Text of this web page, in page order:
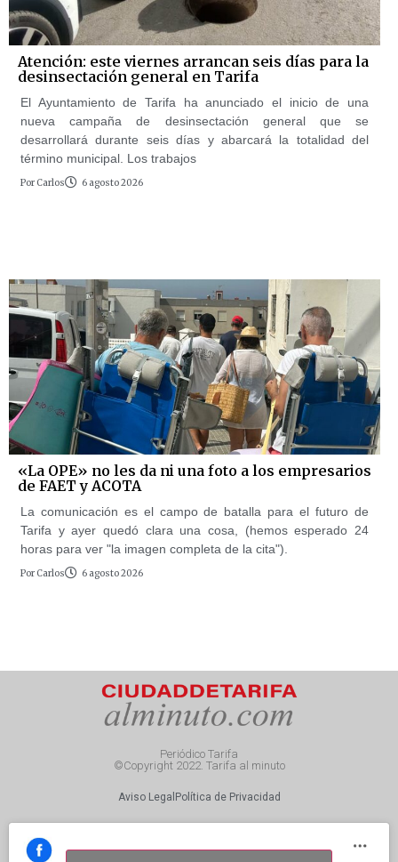
Atención: este viernes arrancan seis días para la
desinsectación general en Tarifa
El Ayuntamiento de Tarifa ha anunciado el inicio de una
nueva campaña de desinsectación general que se
desarrollará durante seis días y abarcará la totalidad del
término municipal. Los trabajos
Por Carlos 6 agosto 2026
«La OPE» no les da ni una foto a los empresarios
de FAET y ACOTA
La comunicación es el campo de batalla para el futuro de
Tarifa y ayer quedó clara una cosa, (hemos esperado 24
horas para ver "la imagen completa de la cita").
Por Carlos 6 agosto 2026
Periódico Tarifa
©Copyright 2022. Tarifa al minuto
Aviso Legal Política de Privacidad